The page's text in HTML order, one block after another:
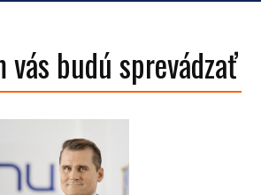
vás budú sprevádzať